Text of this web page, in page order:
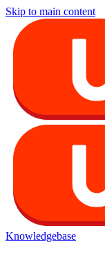
Skip to main content
Knowledgebase